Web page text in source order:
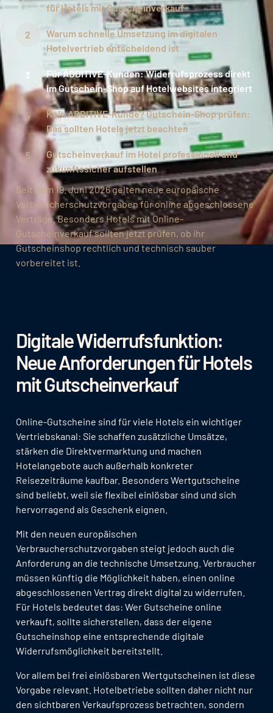
Seit dem 19. Juni 2026 gelten neue europäische
Verbraucherschutzvorgaben für online abgeschlossene
Verträge. Besonders Hotels mit Online-
Gutscheinverkauf sollten jetzt prüfen, ob ihr
Gutscheinshop rechtlich und technisch sauber
vorbereitet ist.
Digitale Widerrufsfunktion:
Neue Anforderungen für Hotels
mit Gutscheinverkauf
Online-Gutscheine sind für viele Hotels ein wichtiger
Vertriebskanal: Sie schaffen zusätzliche Umsätze,
stärken die Direktvermarktung und machen
Hotelangebote auch außerhalb konkreter
Reisezeiträume kaufbar. Besonders Wertgutscheine
sind beliebt, weil sie flexibel einlösbar sind und sich
hervorragend als Geschenk eignen.
Mit den neuen europäischen
Verbraucherschutzvorgaben steigt jedoch auch die
Anforderung an die technische Umsetzung. Verbraucher
müssen künftig die Möglichkeit haben, einen online
abgeschlossenen Vertrag direkt digital zu widerrufen.
Für Hotels bedeutet das: Wer Gutscheine online
verkauft, sollte sicherstellen, dass der eigene
Gutscheinshop eine entsprechende digitale
Widerrufsmöglichkeit bereitstellt.
Vor allem bei frei einlösbaren Wertgutscheinen ist diese
Vorgabe relevant. Hotelbetriebe sollten daher nicht nur
den sichtbaren Verkaufsprozess betrachten, sondern
für Hotels mit Gutscheinverkauf
Warum schnelle Umsetzung im digitalen
Hotelvertrieb entscheidend ist
Für ADDITIVE-Kunden: Widerrufsprozess direkt
im Gutschein-Shop auf Hotelwebsites integriert
Kein ADDITIVE-Kunde? Gutschein-Shop prüfen:
Das sollten Hotels jetzt beachten
Gutscheinverkauf im Hotel professionell und
zukunftssicher aufstellen